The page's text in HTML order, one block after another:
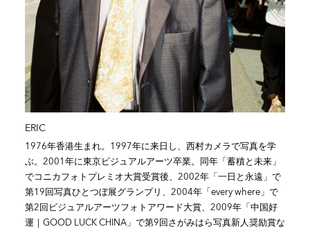
ERIC
1976年香港生まれ。1997年に来日し、西村カメラで写真を学
ぶ。2001年に東京ビジュアルアーツ卒業。同年「蓄積と未来」
でコニカフォトプレミオ大賞受賞後、2002年「一日と永遠」で
第19回写真ひとつぼ展グランプリ、2004年「every where」で
第2回ビジュアルアーツフォトアワード大賞、2009年「中国好
運｜GOOD LUCK CHINA」で第9回さがみはら写真新人奨励賞な